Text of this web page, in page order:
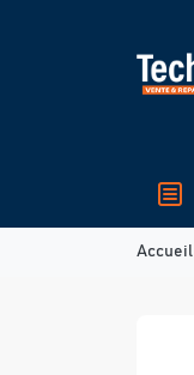
Accueil